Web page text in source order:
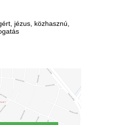
jézus, közhasznú,